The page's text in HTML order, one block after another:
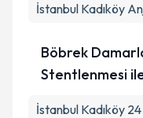
İstanbul Kadıköy
Böbrek
Stentlenmesi
İstanbul Kadıköy